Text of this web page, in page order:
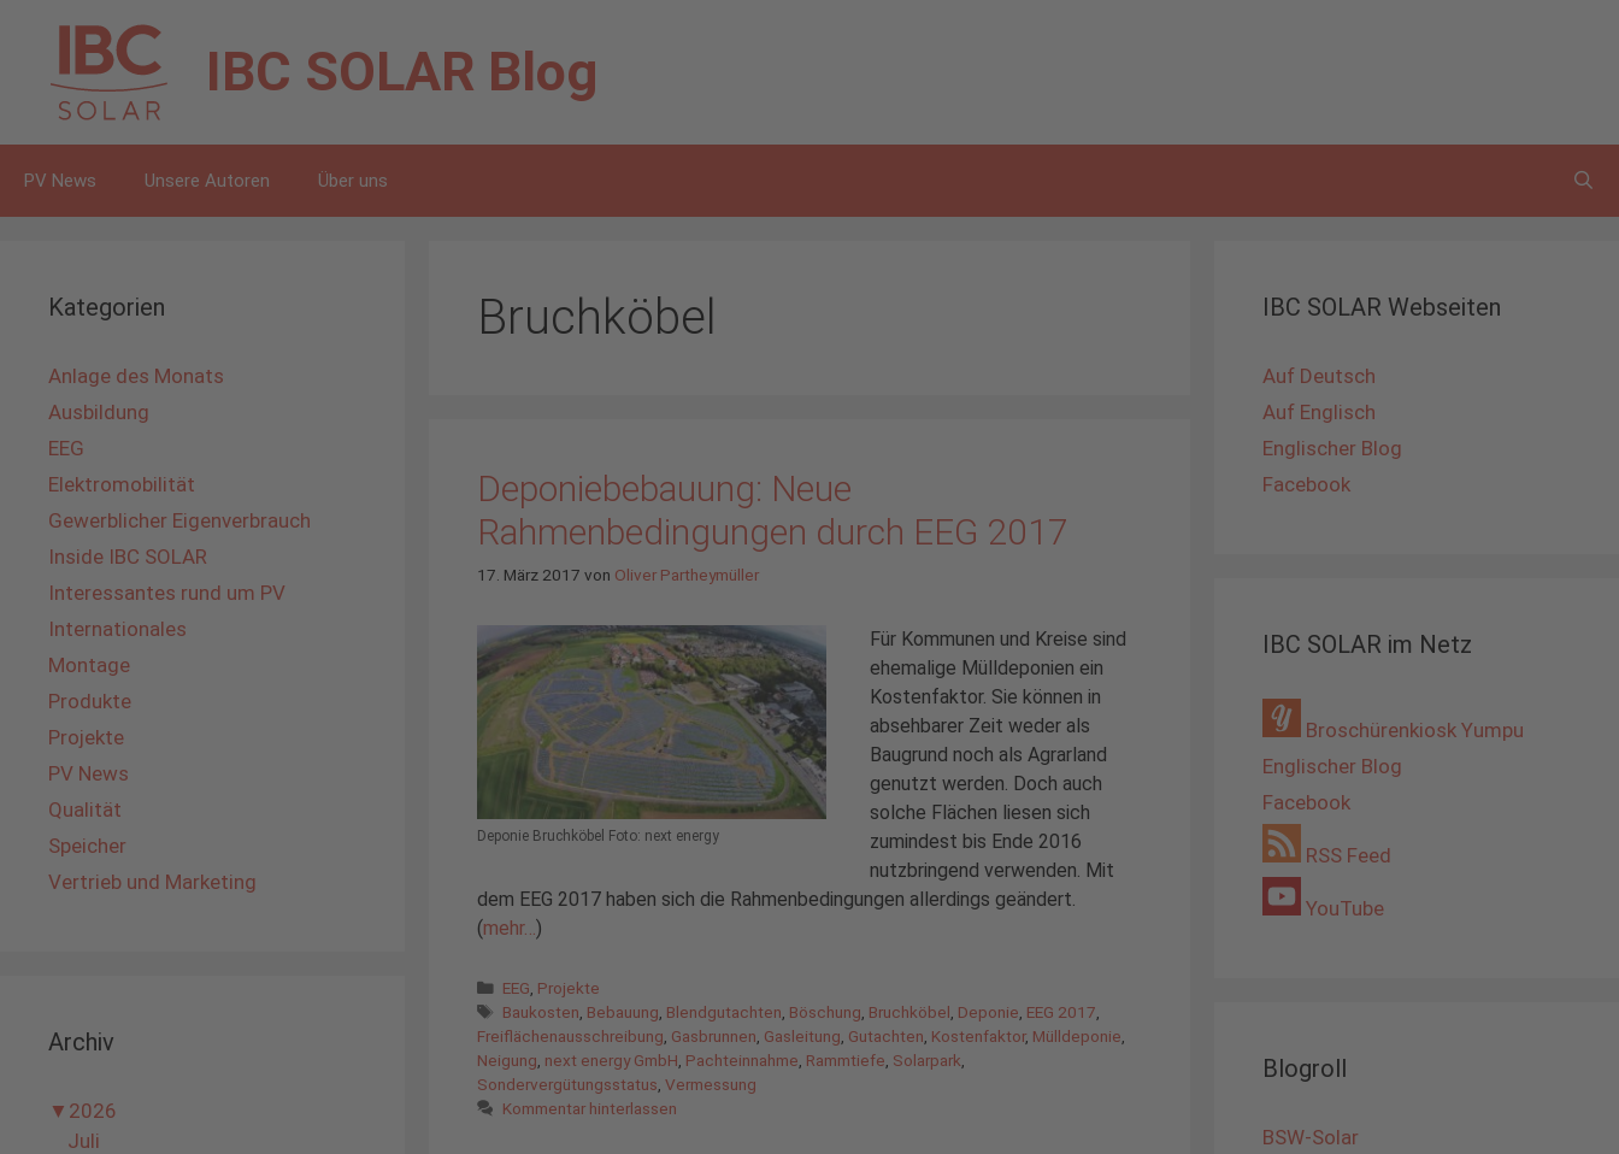
springen
IBC SOLAR Blog
PV News Unsere Autoren Über uns
Bruchköbel
Deponiebebauung: Neue
Rahmenbedingungen durch EEG 2017
17. März 2017 von Oliver Partheymüller
Deponie Bruchköbel Foto: next energy
Für Kommunen und Kreise sind
ehemalige Mülldeponien ein
Kostenfaktor. Sie können in
absehbarer Zeit weder als
Baugrund noch als Agrarland
genutzt werden. Doch auch
solche Flächen liesen sich
zumindest bis Ende 2016
nutzbringend verwenden. Mit
dem EEG 2017 haben sich die Rahmenbedingungen allerdings geändert.
(mehr… )
Kategorien
EEG Projekte
Schlagwörter
Baukosten Bebauung Blendgutachten Böschung Bruchköbel Deponie EEG 2017
Freiflächenausschreibung Gasbrunnen Gasleitung Gutachten Kostenfaktor, Mülldeponie
Neigung next energy GmbH Pachteinnahme Rammtiefe Solarpark
Sondervergütungsstatus Vermessung
Kommentar hinterlassen
Kategorien
Anlage des Monats
Ausbildung
EEG
Elektromobilität
Gewerblicher Eigenverbrauch
Inside IBC SOLAR
Interessantes rund um PV
Internationales
Montage
Produkte
Projekte
PV News
Qualität
Speicher
Vertrieb und Marketing
Archiv
▼ 2026
Juli
IBC SOLAR Webseiten
Auf Deutsch
Auf Englisch
Englischer Blog
Facebook
IBC SOLAR im Netz
Broschürenkiosk Yumpu
Englischer Blog
Facebook
RSS Feed
YouTube
Blogroll
BSW-Solar